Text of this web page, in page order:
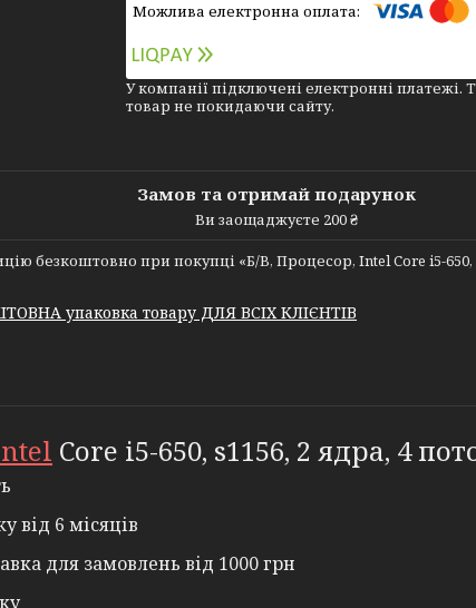
У компанії підключені електронні
товар не покидаючи сайту.
Замов та отримай подарунок
Ви заощаджуєте 200 ₴
безкоштовно при покупці «Б/В, Процесор, Intel Core i5-650,
упаковка товару ДЛЯ ВСІХ КЛІЄНТІВ
Core i5-650, s1156, 2 ядра, 4
від 6 місяців
для замовлень від 1000 грн